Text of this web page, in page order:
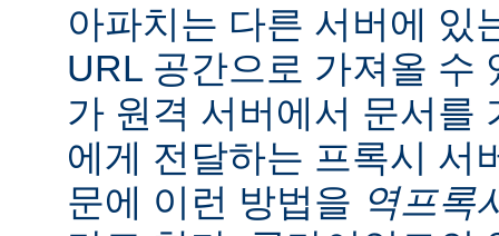
아파치는 다른 서버에 있
URL 공간으로 가져올 수
가 원격 서버에서 문서를
에게 전달하는 프록시 서
문에 이런 방법을 역프록